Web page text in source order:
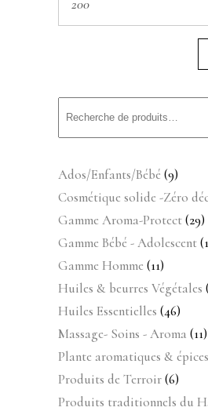
max
Ados/Enfants/Bébé 99
Cosmétique solide -Zéro
Gamme Aroma-Protect 2929
Gamme Bébé - Adolescent
Gamme Homme 1111
produits
Huiles & beurres Végétales
Huiles Essentielles 4646
Massage- Soins - Aroma 1111
Plante aromatiques & épices
Produits de Terroir 66
Produits traditionnels du